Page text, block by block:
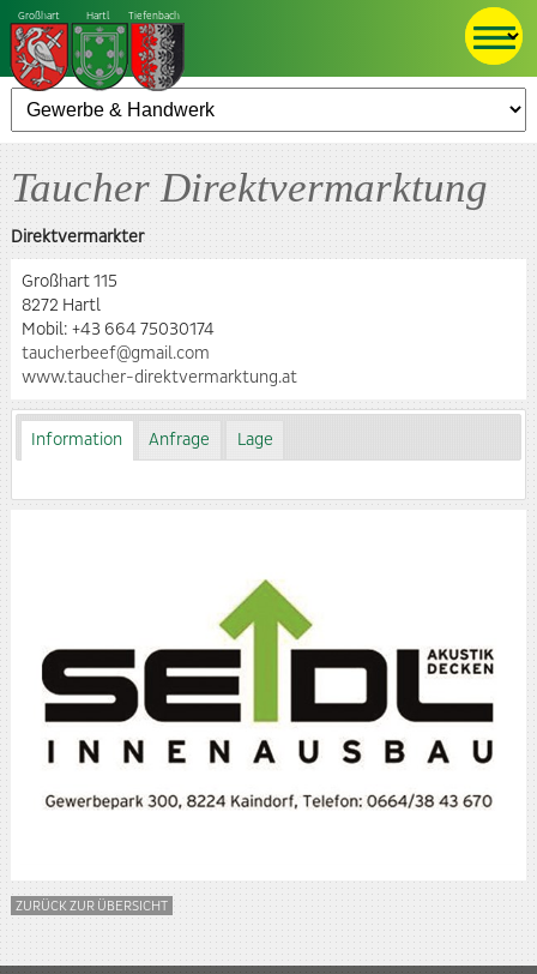
Großhart Hartl Tiefenbach
Taucher Direktvermarktung
Direktvermarkter
Großhart 115
8272 Hartl
Mobil: +43 664 75030174
taucherbeef@gmail.com
www.taucher-direktvermarktung.at
Information Anfrage Lage
ZURÜCK ZUR ÜBERSICHT